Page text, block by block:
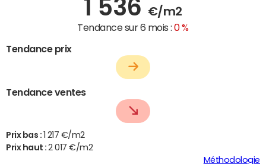
1 536 €/m2
Tendance sur 6 mois :0 %
Tendance prix
Tendance ventes
Prix bas :
1 217 €/m2
Prix haut :2 017 €/m2
Méthodologie